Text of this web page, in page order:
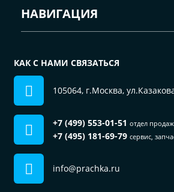
НАВИГАЦИЯ
КАК С НАМИ СВЯЗАТЬСЯ
105064, г.Москва,
+7 (499) 553-01-51 отдел продаж
+7 (495) 181-69-79 сервис,
info@prachka.ru